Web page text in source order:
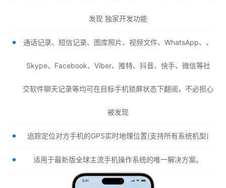
发现 独家开发功能
通话记录、短信记录、图库照片、视频文件、WhatsApp、、
Skype、Facebook、Viber、推特、抖音、快手、微信等社
交软件聊天记录等均可在目标手机锁屏状态下翻阅，不必担心
被发现
追踪定位对方手机的GPS实时地理位置(支持所有系统机型)
适用于最新版全球主流手机操作系统的唯一解决方案。